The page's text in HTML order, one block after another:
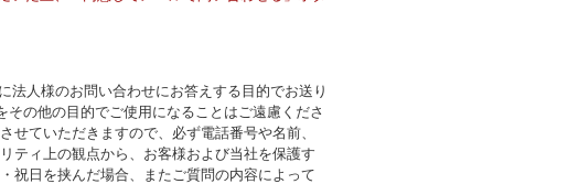
法人様のお問い合わせにお答えする目的でお送り
の他の目的でご使用になることはご遠慮くださ
せていただきますので、必ず電話番号や名前、
ティ上の観点から、お客様および当社を保護す
祝日を挟んだ場合、またご質問の内容によって